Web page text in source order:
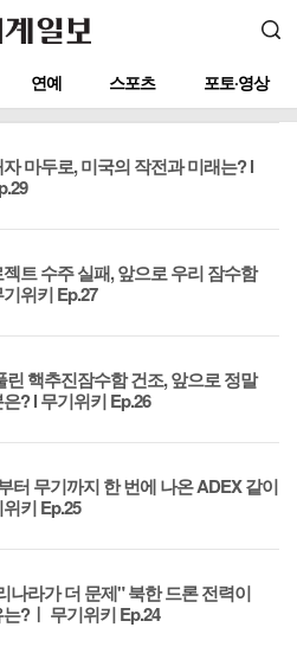
연예 스포츠 포토·영상
마두로, 미국의 작전과 미래는? l
트 수주 실패, 앞으로 우리 잠수함
위키 Ep.27
린 핵추진잠수함 건조, 앞으로 정말
? l 무기위키 Ep.26
터 무기까지 한 번에 나온 ADEX 같이
키 Ep.25
나라가 더 문제" 북한 드론 전력이
?ㅣ 무기위키 Ep.24